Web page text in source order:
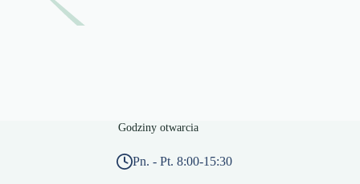
Godziny otwarcia
Pn. - Pt. 8:00-15:30